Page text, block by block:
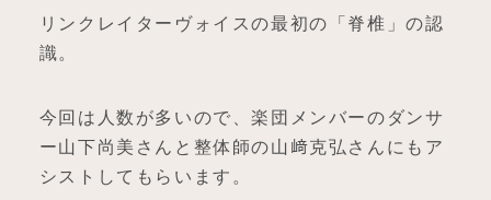
リンクレイターヴォイスの最初の「脊椎」の認
識。
今回は人数が多いので、楽団メンバーのダンサ
ー山下尚美さんと整体師の山﨑克弘さんにもア
シストしてもらいます。